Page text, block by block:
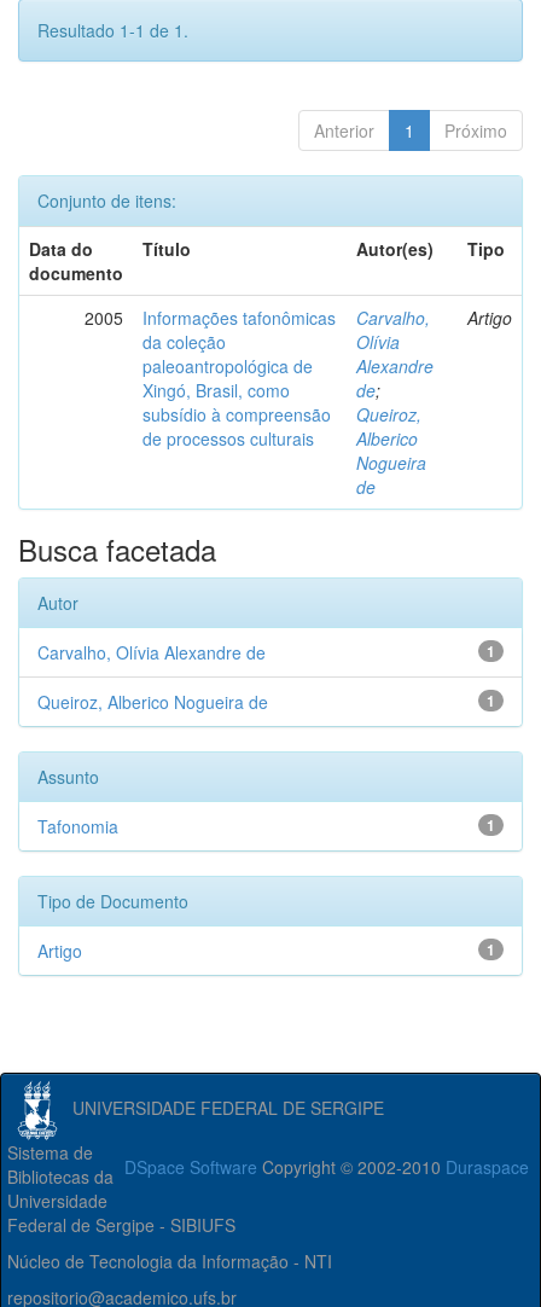
Resultado 1-1 de 1.
Anterior 1 Próximo
Conjunto de itens:
Data do
documento
Título Autor(es) Tipo
2005
Informações tafonômicas
da coleção
paleoantropológica de
Xingó, Brasil, como
subsídio à compreensão
de processos culturais
Carvalho,
Olívia
Alexandre
de;
Queiroz,
Alberico
Nogueira
de
Artigo
Busca facetada
Autor
1
Carvalho, Olívia Alexandre de
1
Queiroz, Alberico Nogueira de
Assunto
1
Tafonomia
Tipo de Documento
1
Artigo
UNIVERSIDADE FEDERAL DE SERGIPE
DSpace Software Copyright © 2002-2010 Duraspace
Sistema de
Bibliotecas da
Universidade
Federal de Sergipe - SIBIUFS
Núcleo de Tecnologia da Informação - NTI
repositorio@academico.ufs.br